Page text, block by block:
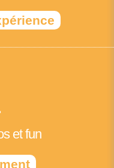
et fun